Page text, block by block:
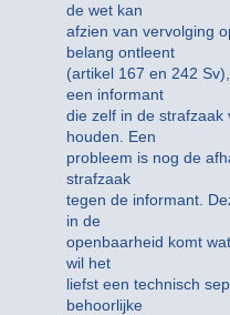
de wet kan
afzien van vervolging
belang ontleent
(artikel 167 en 242
een informant
die zelf in de strafzaak
houden. Een
probleem is nog de
strafzaak
tegen de informant.
in de
openbaarheid komt
wil het
liefst een technisch
behoorlijke